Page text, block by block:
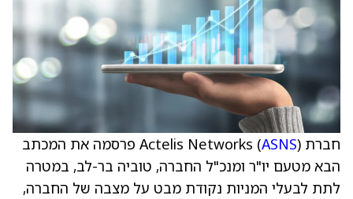
חברת Actelis Networks ( ASNS
) פרסמה את המכתב
הבא מטעם יו"ר ומנכ"ל החברה, טוביה בר-לב, במטרה
לתת לבעלי המניות נקודת מבט על מצבה של החברה,